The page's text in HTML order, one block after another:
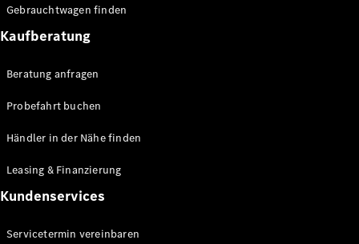
Ladelösungen
Transporter-
Service
Mercedes-
Mobilitätslösungen
Lösungen
Benz
Servicetermin
Gebrauchtwagen finden
Kaufberatung
Beratung anfragen
Probefahrt buchen
Händler in der Nähe finden
Leasing & Finanzierung
Kundenservices
Servicetermin vereinbaren